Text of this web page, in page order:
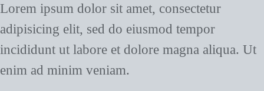
Lorem ipsum dolor sit amet, consectetur
adipisicing elit, sed do eiusmod tempor
incididunt ut labore et dolore magna aliqua. Ut
enim ad minim veniam.